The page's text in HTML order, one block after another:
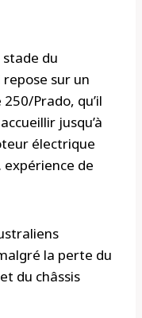
du
repose sur un
Prado, qu’il
jusqu’à
électrique
de
la perte du
du châssis